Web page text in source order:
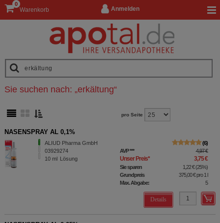
Anmelden
Warenkorb
0
Sie suchen nach: „erkältung“
pro Seite
NASENSPRAY AL 0,1%
ALIUD Pharma GmbH
03929274
10 ml Lösung
6
AVP*** 4,97 €
Unser Preis* 3,75 €
Sie sparen 1,22 €(25%)
Grundpreis
375,00 €pro 1 l
Max. Abgabe:
5
Details